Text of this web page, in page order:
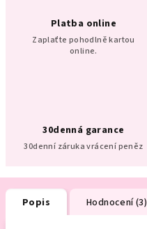
Platba online
Zaplaťte pohodlně kartou
online.
30denná garance
30denní záruka vrácení peněz
Popis Hodnocení (3)